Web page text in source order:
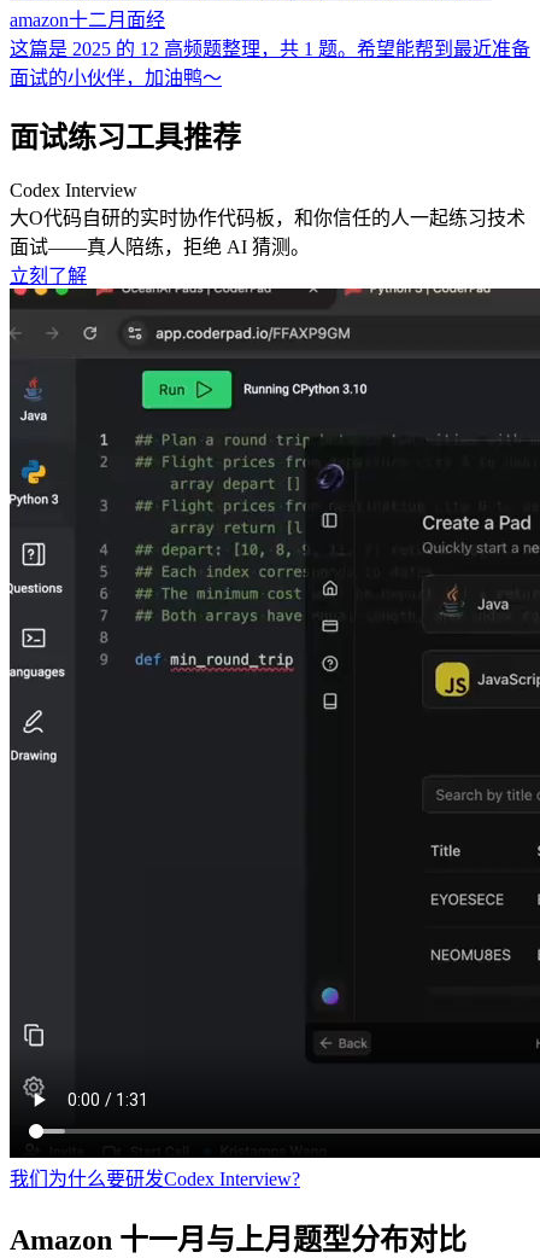
amazon十二月 面经
这篇是 2025 的 12 高频题整理，共 1 题。希望能帮到最近准备
面试的小伙伴，加油鸭～
面试练习工具推荐
Codex Interview
大O代码自研的实时协作代码板，和你信任的人一起练习技术
面试——真人陪练，拒绝 AI 猜测。
立刻了解
我们为什么要研发Codex Interview?
Amazon 十一月与上月题型分布对比